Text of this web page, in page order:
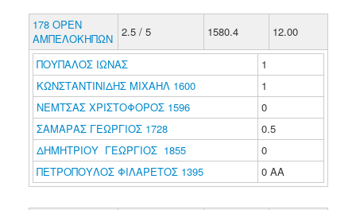
178 OPEN
ΑΜΠΕΛΟΚΗΠΩΝ
2.5 / 5 1580.4 12.00
ΠΟΥΠΑΛΟΣ ΙΩΝΑΣ
1
ΚΩΝΣΤΑΝΤΙΝΙΔΗΣ ΜΙΧΑΗΛ 1600
1
ΝΕΜΤΣΑΣ ΧΡΙΣΤΟΦΟΡΟΣ 1596
0
ΣΑΜΑΡΑΣ ΓΕΩΡΓΙΟΣ 1728
0.5
ΔΗΜΗΤΡΙΟΥ ΓΕΩΡΓΙΟΣ 1855
0
ΠΕΤΡΟΠΟΥΛΟΣ ΦΙΛΑΡΕΤΟΣ 1395
0 ΑΑ